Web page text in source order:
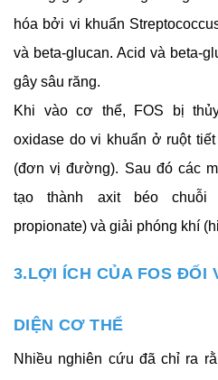
hóa bởi vi khuẩn
và beta-glucan. Acid và beta-
gây sâu răng.
Khi vào cơ thể, FOS bị
oxidase do vi khuẩn ở ruột
(đơn vị đường). Sau đó các
tạo thành axit béo chuỗi
propionate) và giải phóng khí
3.LỢI ÍCH CỦA FOS ĐỐI
DIỆN CƠ THỂ
Nhiều nghiên cứu đã chỉ ra